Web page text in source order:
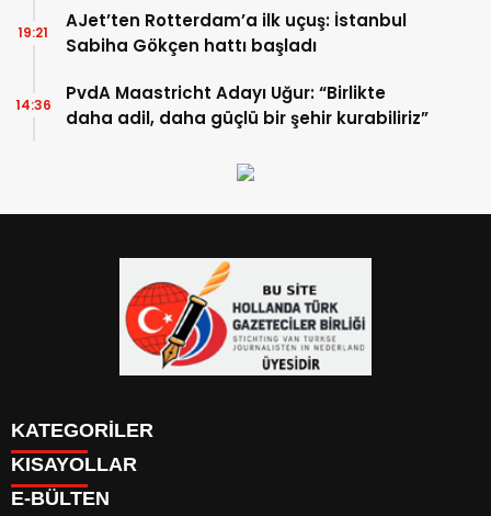
AJet’ten Rotterdam’a ilk uçuş: İstanbul
Sabiha Gökçen hattı başladı
19:21
PvdA Maastricht Adayı Uğur: “Birlikte
daha adil, daha güçlü bir şehir kurabiliriz”
14:36
KATEGORİLER
YAZARLAR
PUAN DURUMU
KISAYOLLAR
E-BÜLTEN